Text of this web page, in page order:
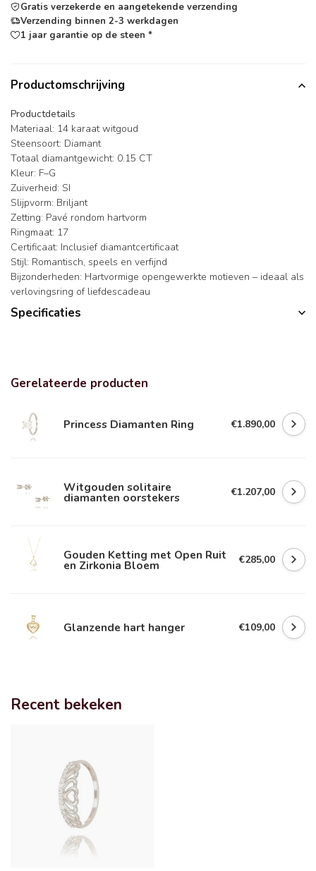
Gratis verzekerde en aangetekende verzending
Verzending binnen 2-3 werkdagen
1 jaar garantie op de steen *
Productomschrijving
Productdetails
Materiaal: 14 karaat witgoud
Steensoort: Diamant
Totaal diamantgewicht: 0.15 CT
Kleur: F–G
Zuiverheid: SI
Slijpvorm: Briljant
Zetting: Pavé rondom hartvorm
Ringmaat: 17
Certificaat: Inclusief diamantcertificaat
Stijl: Romantisch, speels en verfijnd
Bijzonderheden: Hartvormige opengewerkte motieven – ideaal als
verlovingsring of liefdescadeau
Specificaties
Gerelateerde producten
Princess Diamanten Ring €1.890,00
Witgouden solitaire
diamanten oorstekers €1.207,00
Gouden Ketting met Open Ruit
en Zirkonia Bloem €285,00
Glanzende hart hanger €109,00
Recent bekeken